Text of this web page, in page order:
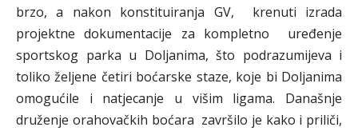
brzo, a nakon konstituiranja GV, krenuti izrada
projektne dokumentacije za kompletno uređenje
sportskog parka u Doljanima, što podrazumijeva i
toliko željene četiri boćarske staze, koje bi Doljanima
omogućile i natjecanje u višim ligama. Današnje
druženje orahovačkih boćara završilo je kako i priliči,